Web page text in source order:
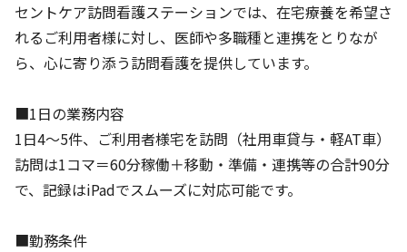
セントケア訪問看護ステーションでは、在宅療養を希望さ
れるご利用者様に対し、医師や多職種と連携をとりなが
ら、心に寄り添う訪問看護を提供しています。
■1日の業務内容
1日4～5件、ご利用者様宅を訪問（社用車貸与・軽AT車）
訪問は1コマ＝60分稼働＋移動・準備・連携等の合計90分
で、記録はiPadでスムーズに対応可能です。
■勤務条件